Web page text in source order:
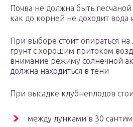
Почва не должна быть
как до корней не доходит
При выборе стоит опираться
грунт с хорошим притоком
внимание режиму солнечной
должна находиться в тени
При высадке клубнеплодов
между лунками в 30